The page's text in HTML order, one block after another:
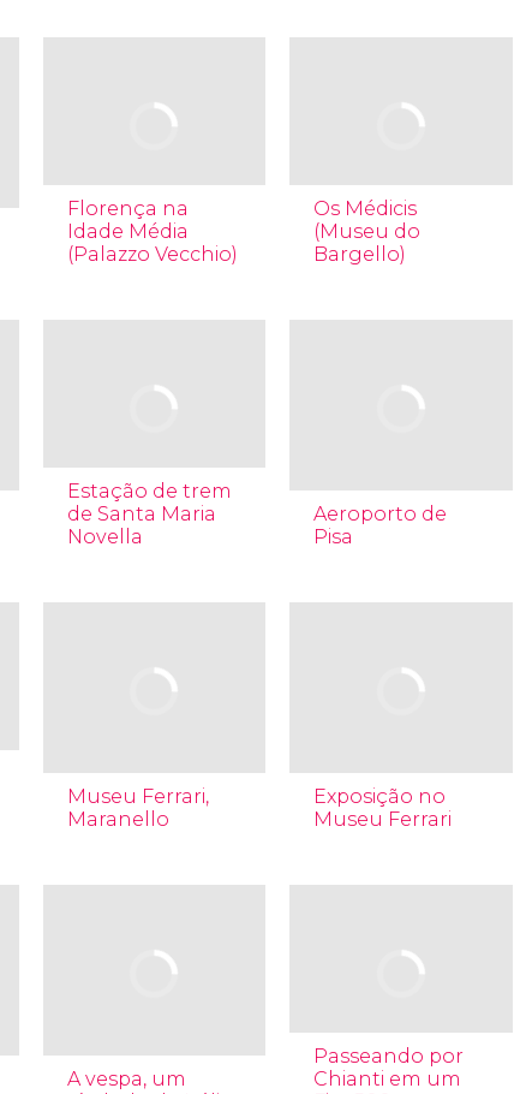
Florença na
Idade Média
(Palazzo Vecchio)
Os Médicis
(Museu do
Bargello)
Estação de trem
de Santa Maria
Novella
Aeroporto de
Pisa
Museu Ferrari,
Maranello
Exposição no
Museu Ferrari
A vespa, um
Passeando por
Chianti em um